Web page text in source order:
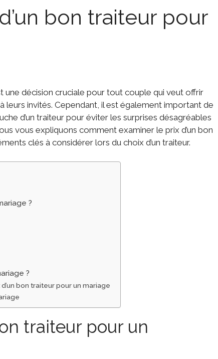
bon traiteur pour
une décision cruciale pour tout couple qui veut offrir
leurs invités. Cependant, il est également important de
d’un traiteur pour éviter les surprises désagréables
vous expliquons comment examiner le prix d’un bon
clés à considérer lors du choix d’un traiteur.
?
?
bon traiteur pour un mariage
traiteur pour un